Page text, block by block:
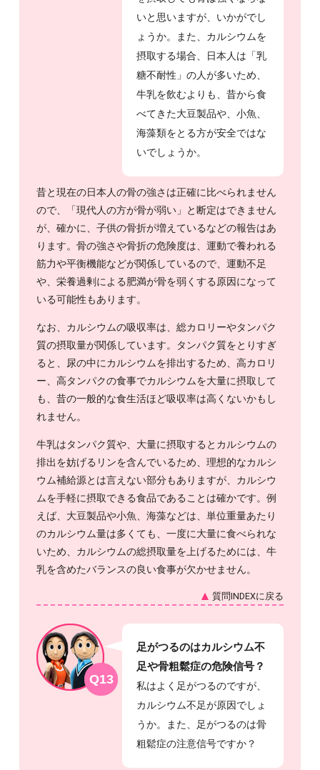
いと思いますが、いかがでし
ょうか。また、カルシウムを
摂取する場合、日本人は「乳
糖不耐性」の人が多いため、
牛乳を飲むよりも、昔から食
べてきた大豆製品や、小魚、
海藻類をとる方が安全ではな
いでしょうか。
昔と現在の日本人の骨の強さは正確に比べられません
ので、「現代人の方が骨が弱い」と断定はできません
が、確かに、子供の骨折が増えているなどの報告はあ
ります。骨の強さや骨折の危険度は、運動で養われる
筋力や平衡機能などが関係しているので、運動不足
や、栄養過剰による肥満が骨を弱くする原因になって
いる可能性もあります。
なお、カルシウムの吸収率は、総カロリーやタンパク
質の摂取量が関係しています。タンパク質をとりすぎ
ると、尿の中にカルシウムを排出するため、高カロリ
ー、高タンパクの食事でカルシウムを大量に摂取して
も、昔の一般的な食生活ほど吸収率は高くないかもし
れません。
牛乳はタンパク質や、大量に摂取するとカルシウムの
排出を妨げるリンを含んでいるため、理想的なカルシ
ウム補給源とは言えない部分もありますが、カルシウ
ムを手軽に摂取できる食品であることは確かです。例
えば、大豆製品や小魚、海藻などは、単位重量あたり
のカルシウム量は多くても、一度に大量に食べられな
いため、カルシウムの総摂取量を上げるためには、牛
乳を含めたバランスの良い食事が欠かせません。
質問INDEXに戻る
Q13
足がつるのはカルシウム不
足や骨粗鬆症の危険信号？
私はよく足がつるのですが、
カルシウム不足が原因でしょ
うか。また、足がつるのは骨
粗鬆症の注意信号ですか？